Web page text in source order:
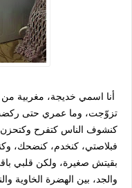
تزوّجت، وما عمري حتى ركضت
كنشوف الناس كتفرح وكتحزن،
فبلاصتي، كنخدم، كنضحك،
بقيتش صغيرة، ولكن قلبي
والجد، بين الهضرة الخاوية